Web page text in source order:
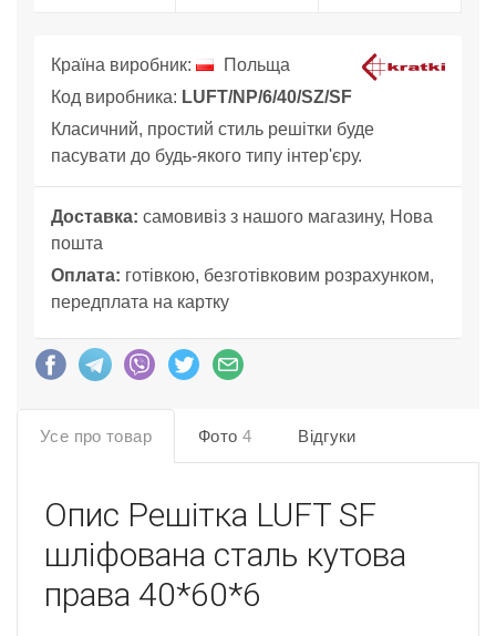
Країна виробник:
Польща
Код виробника: LUFT/NP/6/40/SZ/SF
Класичний, простий стиль решітки буде
пасувати до будь-якого типу інтер'єру.
Доставка: самовивіз з нашого магазину, Нова
пошта
Оплата: готівкою, безготівковим розрахунком,
передплата на картку
Усе про товар Фото 4 Відгуки
Опис Решітка LUFT SF
шліфована сталь кутова
права 40*60*6